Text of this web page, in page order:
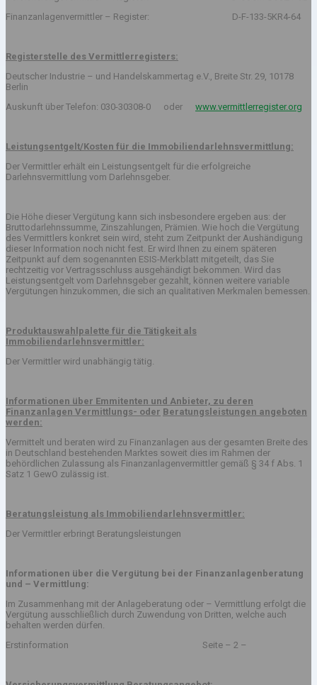
Finanzanlagenvermittler – Register: D-F-133-5KR4-64
Registerstelle des Vermittlerregisters:
Deutscher Industrie – und Handelskammertag e.V., Breite Str. 29, 10178
Berlin
Auskunft über Telefon: 030-30308-0 oder www.vermittlerregister.org
Leistungsentgelt/Kosten für die Immobiliendarlehnsvermittlung:
Der Vermittler erhält ein Leistungsentgelt für die erfolgreiche
Darlehnsvermittlung vom Darlehnsgeber.
Die Höhe dieser Vergütung kann sich insbesondere ergeben aus: der
Bruttodarlehnssumme, Zinszahlungen, Prämien. Wie hoch die Vergütung
des Vermittlers konkret sein wird, steht zum Zeitpunkt der Aushändigung
dieser Information noch nicht fest. Er wird Ihnen zu einem späteren
Zeitpunkt auf dem sogenannten ESIS-Merkblatt mitgeteilt, das Sie
rechtzeitig vor Vertragsschluss ausgehändigt bekommen. Wird das
Leistungsentgelt vom Darlehnsgeber gezahlt, können weitere variable
Vergütungen hinzukommen, die sich an qualitativen Merkmalen bemessen.
Produktauswahlpalette für die Tätigkeit als
Immobiliendarlehnsvermittler:
Der Vermittler wird unabhängig tätig.
Informationen über Emmitenten und Anbieter, zu deren
Finanzanlagen Vermittlungs- oder Beratungsleistungen angeboten
werden:
Vermittelt und beraten wird zu Finanzanlagen aus der gesamten Breite des
in Deutschland bestehenden Marktes soweit dies im Rahmen der
behördlichen Zulassung als Finanzanlagenvermittler gemäß § 34 f Abs. 1
Satz 1 GewO zulässig ist.
Beratungsleistung als Immobiliendarlehnsvermittler:
Der Vermittler erbringt Beratungsleistungen
Informationen über die Vergütung bei der Finanzanlagenberatung
und – Vermittlung:
Im Zusammenhang mit der Anlageberatung oder – Vermittlung erfolgt die
Vergütung ausschließlich durch Zuwendung von Dritten, welche auch
behalten werden dürfen.
Erstinformation Seite – 2 –